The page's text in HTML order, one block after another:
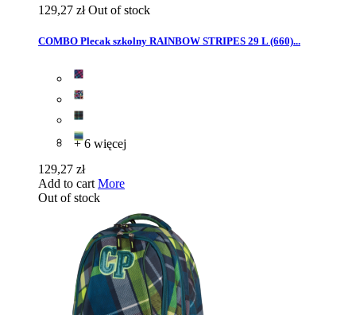
129,27 złOut of stock
COMBO Plecak szkolny RAINBOW STRIPES 29 L (660)...
+ 6 więcej
129,27 zł
Add to cart More
Out of stock